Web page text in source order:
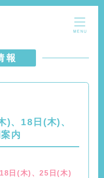
報
)、18日(木)、
内
日(木)、25日(木)